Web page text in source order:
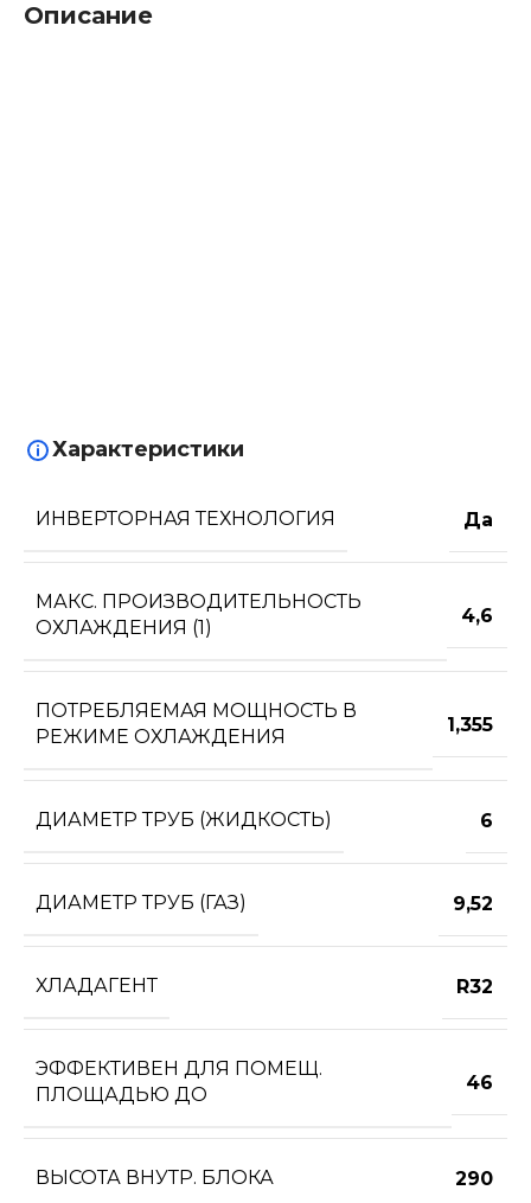
Описание
Характеристики
ИНВЕРТОРНАЯ ТЕХНОЛОГИЯ Да
МАКС. ПРОИЗВОДИТЕЛЬНОСТЬ
ОХЛАЖДЕНИЯ (1)
4,6
ПОТРЕБЛЯЕМАЯ МОЩНОСТЬ В
РЕЖИМЕ ОХЛАЖДЕНИЯ
1,355
ДИАМЕТР ТРУБ (ЖИДКОСТЬ) 6
ДИАМЕТР ТРУБ (ГАЗ) 9,52
ХЛАДАГЕНТ R32
ЭФФЕКТИВЕН ДЛЯ ПОМЕЩ.
ПЛОЩАДЬЮ ДО
46
ВЫСОТА ВНУТР. БЛОКА 290